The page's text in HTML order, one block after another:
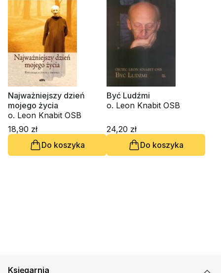
Najważniejszy dzień
mojego życia
o. Leon Knabit OSB
18,90 zł
Do koszyka
Być Ludźmi
o. Leon Knabit OSB
24,20 zł
Do koszyka
Księgarnia